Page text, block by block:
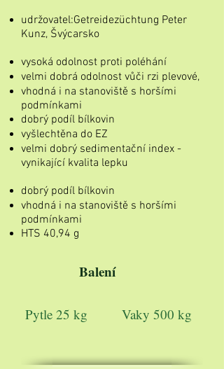
udržovatel:Getreidezüchtung Peter
Kunz, Švýcarsko
vysoká odolnost proti poléhání
velmi dobrá odolnost vůči rzi plevové,
vhodná i na stanoviště s horšími
podmínkami
dobrý podíl bílkovin
vyšlechtěna do EZ
velmi dobrý sedimentační index -
vynikající kvalita lepku
dobrý podíl bílkovin
vhodná i na stanoviště s horšími
podmínkami
HTS 40,94 g
Balení
Pytle 25 kg Vaky 500 kg